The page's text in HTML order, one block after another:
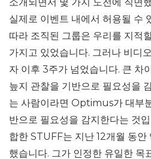
실제로 이벤트 내에서 허용될 수
따라 조직된 그룹은 우리를 지적
가지고 있었습니다. 그러나 비디
자 이후 3주가 넘었습니다. 큰
늪지 관찰을 기반으로 필요성을
는 사람이라면 Optimus가 대부
반으로 필요성을 감지한다는 것
합한 STUFF는 지난 12개월 동안
했습니다. 그가 인정한 유일한 목